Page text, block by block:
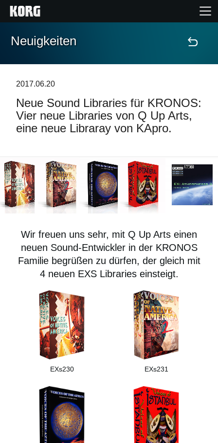
Home
Extras
Events
Support
Händlersuche
Neuigkeiten
Gebiet / Land
Social Media
Über KORG
Neuigkeiten
2017.06.20
Neue Sound Libraries für KRONOS:
Vier neue Libraries von Q Up Arts,
eine neue Libraray von KApro.
Wir freuen uns sehr, mit Q Up Arts einen
neuen Sound-Entwickler in der KRONOS
Familie begrüßen zu dürfen, der gleich mit
4 neuen EXS Libraries einsteigt.
EXs230 EXs231